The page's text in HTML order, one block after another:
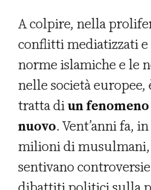
A colpire, nella
conflitti mediatizzati
norme islamiche e le
nelle società europee,
tratta diun
nuovo. Vent’anni fa,
milioni di musulmani,
sentivano